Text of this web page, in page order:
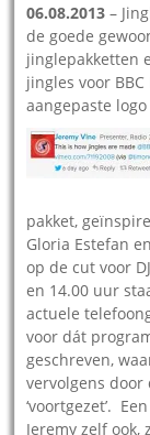
06.08.2013 –
de goede
jinglepakketten
jingles voor
aangepaste
pakket,
Gloria Estefan
op de cut voor
en 14.00 uur
actuele
voor dát
geschreven,
vervolgens
‘voortgezet’.
Jeremy zelf